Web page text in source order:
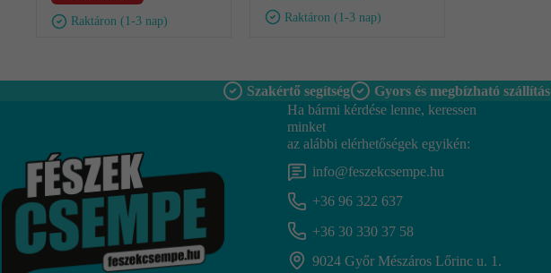
Raktáron (1-3 nap) Raktáron (1-3 nap)
Szakértő segítség Gyors és megbízható szállítás
Ha bármi kérdése lenne, keressen
minket
az alábbi elérhetőségek egyikén:
info@feszekcsempe.hu
+36 96 322 637
+36 30 330 37 58
9024 Győr Mészáros Lőrinc u. 1.